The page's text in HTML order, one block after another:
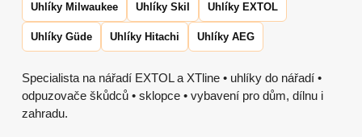
Uhlíky Milwaukee Uhlíky Skil Uhlíky EXTOL
Uhlíky Güde Uhlíky Hitachi Uhlíky AEG
Specialista na nářadí EXTOL a XTline • uhlíky do nářadí •
odpuzovače škůdců • sklopce • vybavení pro dům, dílnu i
zahradu.